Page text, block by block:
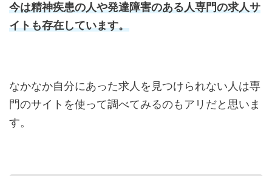
今は精神疾患の人や発達障害のある人専門の求人サ
イトも存在しています。
なかなか自分にあった求人を見つけられない人は専
門のサイトを使って調べてみるのもアリだと思いま
す。